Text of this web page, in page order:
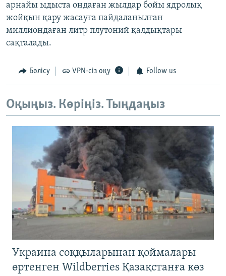
арнайы ыдыста ондаған жылдар бойы ядролық
жойқын қару жасауға пайдаланылған
миллиондаған литр плутоний қалдықтары
сақталады.
Бөлісу VPN-сіз оқу Follow us
Оқыңыз. Көріңіз. Тыңдаңыз
Украина соққыларынан қоймалары
өртенген Wildberries Қазақстанға көз